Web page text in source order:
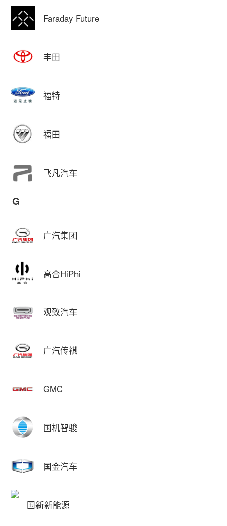
Faraday Future
丰田
福特
福田
飞凡汽车
G
广汽集团
高合HiPhi
观致汽车
广汽传祺
GMC
国机智骏
国金汽车
国新新能源